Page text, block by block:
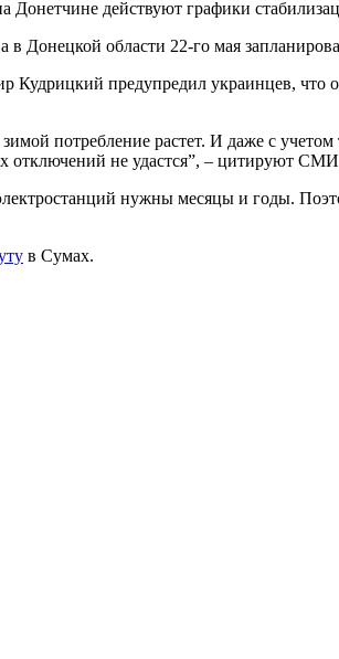
действуют графики
Донецкой области 22-го мая
предупредил украинцев, что
потребление растет. И даже с
отключений не удастся”, – цитируют СМИ
нужны месяцы и годы.
в Сумах.